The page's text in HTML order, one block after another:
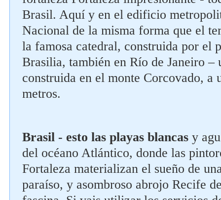
Brasil. Aquí y en el edificio
Nacional de la misma forma que el
la famosa catedral, construida por el
Brasilia, también en Río de Janeiro –
construida en el monte Corcovado, a
metros.
Brasil - esto las playas blancas y
del océano Atlántico, donde las
Fortaleza materializan el sueño de
paraíso, y asombroso abrojo Recife